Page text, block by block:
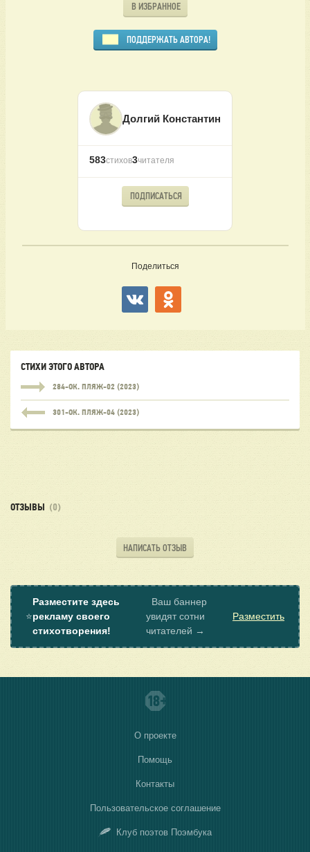
В ИЗБРАННОЕ
ПОДДЕРЖАТЬ АВТОРА!
Долгий Константин
583стихов3читателя
ПОДПИСАТЬСЯ
Поделиться
СТИХИ ЭТОГО АВТОРА
284-ОК. ПЛЯЖ-02 (2023)
301-ОК. ПЛЯЖ-04 (2023)
ОТЗЫВЫ (0)
НАПИСАТЬ ОТЗЫВ
⭐
Разместите здесь
рекламу своего
стихотворения!
Ваш баннер
увидят сотни
читателей →
Разместить
О проекте
Помощь
Контакты
Пользовательское соглашение
Клуб поэтов Поэмбука